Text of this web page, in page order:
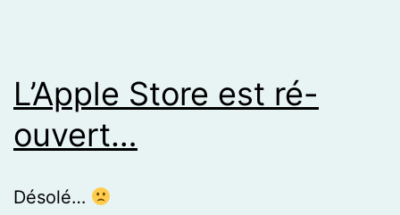
L’Apple Store est ré-
ouvert…
Désolé…